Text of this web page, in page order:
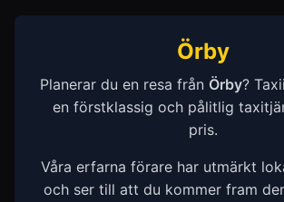
Örby
Planerar du en resa från Örby?
en förstklassig och pålitlig
pris.
Våra erfarna förare har utmärkt
och ser till att du kommer fram